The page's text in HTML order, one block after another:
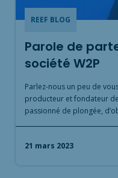
REEF BLOG
Parole de
société W2P
Parlez-nous un peu de
producteur et fondateur
passionné de plongée,
21 mars 2023